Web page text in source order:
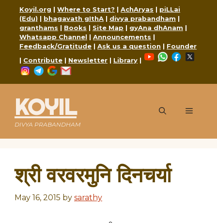
content
Koyil.org | Where to Start? | AchAryas | piLLai
(Edu) | bhagavath gIthA | divya prabandham |
granthams | Books | Site Map | gyAna dhAnam |
Whatsapp Channel | Announcements |
Feedback/Gratitude | Ask us a question | Founder
| Contribute | Newsletter | Library |
YouTubeWhatsApp
Facebook
Instagram
Telegram
Google
KOYIL
DIVYA PRABANDHAM
Menu
श्री वरवरमुनि दिनचर्या
May 16, 2015 by sarathy